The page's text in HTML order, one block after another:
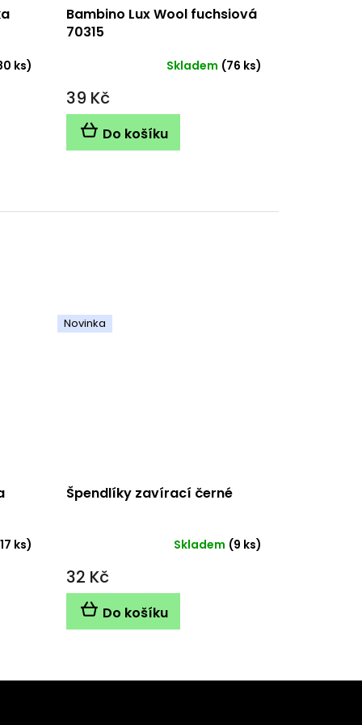
ks)
Novinka
Špendlíky zavírací černé
Skladem (9 ks)
32 Kč
Do košíku
ks)
Bambino Lux Wool fuchsiová
70315
Skladem (76 ks)
39 Kč
Do košíku